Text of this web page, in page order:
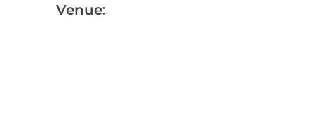
Venue: